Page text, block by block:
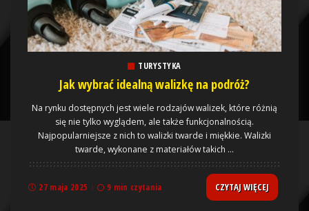
TURYSTYKA
Jak wybrać idealną walizkę na podróż?
Na rynku dostępnych jest wiele rodzajów walizek, które różnią
się nie tylko wyglądem, ale także funkcjonalnością.
Najpopularniejsze z nich to walizki twarde i miękkie. Walizki
twarde, wykonane z materiałów takich ...
27 maja 2025 9 min czytania CZYTAJ WIĘCEJ